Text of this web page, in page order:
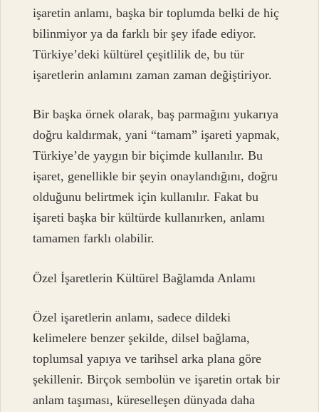
işaretin anlamı, başka bir toplumda belki de hiç
bilinmiyor ya da farklı bir şey ifade ediyor.
Türkiye’deki kültürel çeşitlilik de, bu tür
işaretlerin anlamını zaman zaman değiştiriyor.
Bir başka örnek olarak, baş parmağını yukarıya
doğru kaldırmak, yani “tamam” işareti yapmak,
Türkiye’de yaygın bir biçimde kullanılır. Bu
işaret, genellikle bir şeyin onaylandığını, doğru
olduğunu belirtmek için kullanılır. Fakat bu
işareti başka bir kültürde kullanırken, anlamı
tamamen farklı olabilir.
Özel İşaretlerin Kültürel Bağlamda Anlamı
Özel işaretlerin anlamı, sadece dildeki
kelimelere benzer şekilde, dilsel bağlama,
toplumsal yapıya ve tarihsel arka plana göre
şekillenir. Birçok sembolün ve işaretin ortak bir
anlam taşıması, küreselleşen dünyada daha